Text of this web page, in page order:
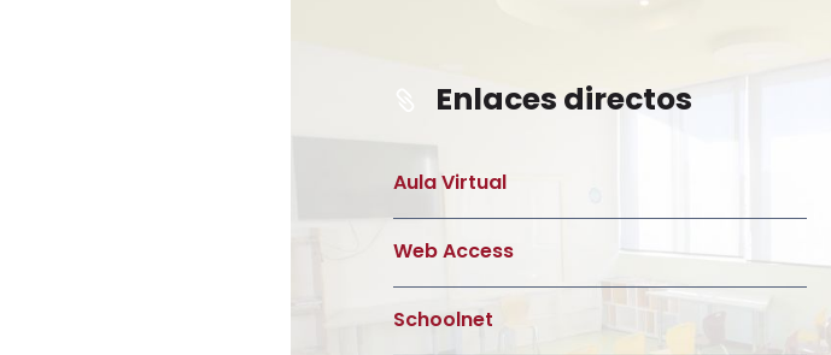
Enlaces directos
Aula Virtual
Web Access
Schoolnet